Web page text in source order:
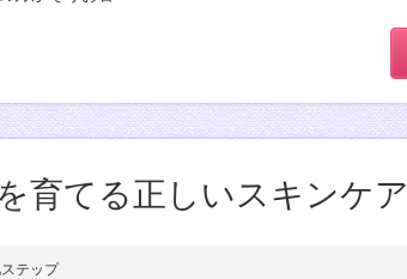
育てる正しいスキンケア
テップ